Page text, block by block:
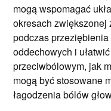
mogą wspomagać
okresach
podczas
oddechowych i
przeciwbólowym, jak
mogą być stosowane
łagodzenia bólów